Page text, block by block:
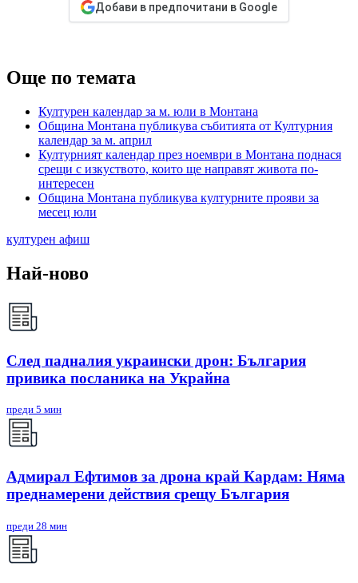
Добави в предпочитани в Google
Още по темата
Културен календар за м. юли в Монтана
Община Монтана публикува събитията от Културния
календар за м. април
Културният календар през ноември в Монтана поднася
срещи с изкуството, които ще направят живота по-
интересен
Община Монтана публикува културните прояви за
месец юли
културен афиш
Най-ново
След падналия украински дрон: България
привика посланика на Украйна
преди 5 мин
Адмирал Ефтимов за дрона край Кардам: Няма
преднамерени действия срещу България
преди 28 мин